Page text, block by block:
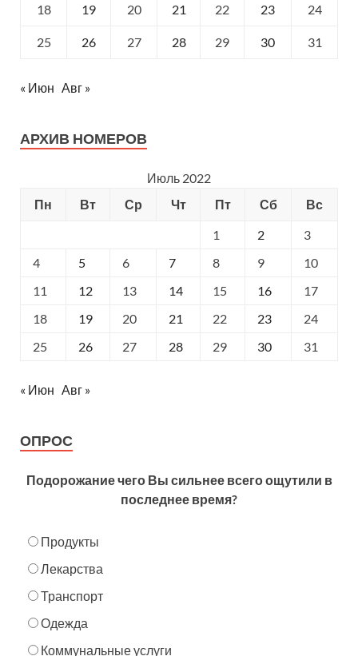
18 19 20 21 22 23 24
25 26 27 28 29 30 31
« Июн Авг »
АРХИВ НОМЕРОВ
Июль 2022
Пн
Вт Ср Чт Пт Сб
Вс
1
2
3
4
5 6 7 8 9
10
11
12 13 14 15 16
17
18
19 20 21 22 23
24
25
26 27 28 29 30 31
« Июн Авг »
ОПРОС
Подорожание чего Вы сильнее всего ощутили в
последнее время?
Продукты
Лекарства
Транспорт
Одежда
Коммунальные услуги